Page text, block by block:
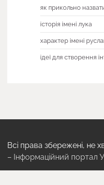
як прикольно
історія імені лука
характер імені
ідеї для створення
Всі права збережені, не
– Інформаційний портал